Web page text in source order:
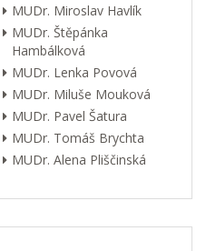
MUDr. Miroslav Havlík
MUDr. Štěpánka
Hambálková
MUDr. Lenka Povová
MUDr. Miluše Mouková
MUDr. Pavel Šatura
MUDr. Tomáš Brychta
MUDr. Alena Pliščinská